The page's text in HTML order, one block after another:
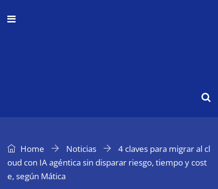
Home Noticias
4 claves para migrar al cl
oud con IA agéntica sin disparar riesgo, tiempo y cost
e, según Mática